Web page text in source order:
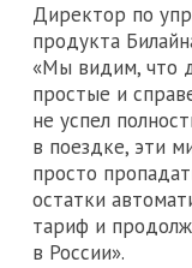
Директор по
продукта
«Мы видим, что
простые и
не успел
в поездке, эти
просто
остатки
тариф и
в России».